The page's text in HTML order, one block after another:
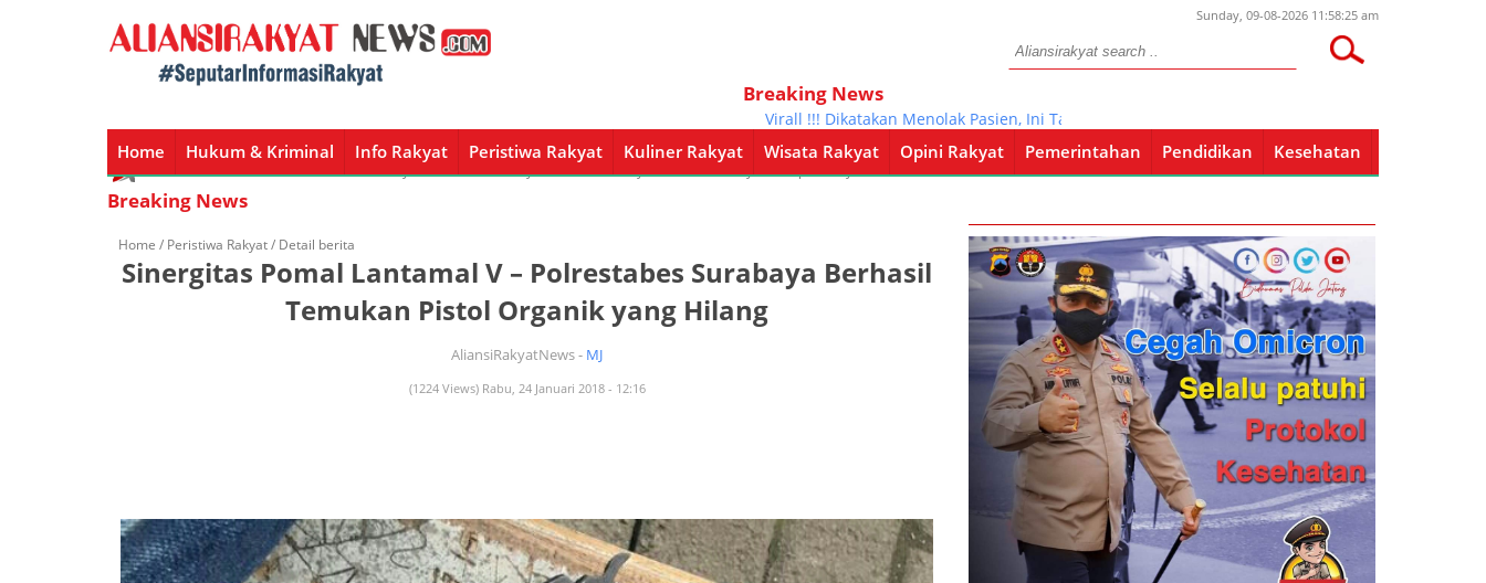
Sunday, 09-08-2026 11:58:25 am
Breaking News
Virall !!! Dikatakan Menolak Pasien, Ini Tanggapan RSUD Soewondo Pati
Home Hukum & Kriminal Info Rakyat Peristiwa Rakyat Kuliner Rakyat Wisata Rakyat Opini Rakyat Pemerintahan Pendidikan Kesehatan
Home Hukum & Kriminal Info Rakyat Peristiwa Rakyat Kuliner Rakyat Wisata Rakyat Opini Rakyat Pemerintahan Pendidikan Kesehatan
Breaking News
Home / Peristiwa Rakyat/ Detail berita
Sinergitas Pomal Lantamal V – Polrestabes Surabaya Berhasil
Temukan Pistol Organik yang Hilang
AliansiRakyatNews - MJ
(1224 Views) Rabu, 24 Januari 2018 - 12:16